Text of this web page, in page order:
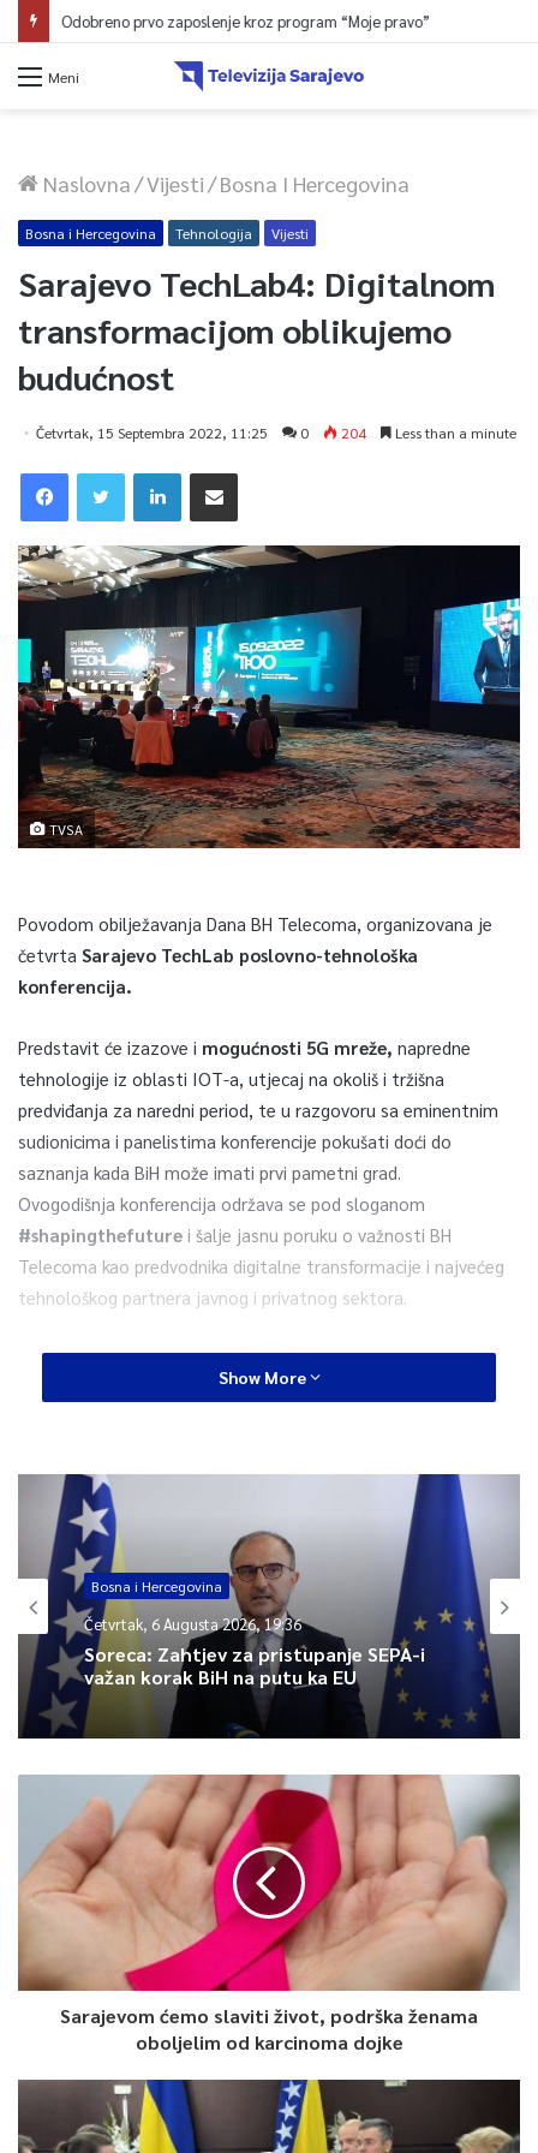
Odobreno prvo zaposlenje kroz program “Moje pravo”
Meni
Naslovna/Vijesti/Bosna I Hercegovina
Bosna i Hercegovina Tehnologija Vijesti
Sarajevo TechLab4: Digitalnom
transformacijom oblikujemo
budućnost
Četvrtak, 15 Septembra 2022, 11:25 0 204 Less than a minute
TVSA
Povodom obilježavanja Dana BH Telecoma, organizovana je
četvrta Sarajevo TechLab poslovno-tehnološka
konferencija.
Predstavit će izazove i mogućnosti 5G mreže, napredne
tehnologije iz oblasti IOT-a, utjecaj na okoliš i tržišna
predviđanja za naredni period, te u razgovoru sa eminentnim
sudionicima i panelistima konferencije pokušati doći do
saznanja kada BiH može imati prvi pametni grad.
Ovogodišnja konferencija održava se pod sloganom
#shapingthefuture i šalje jasnu poruku o važnosti BH
Telecoma kao predvodnika digitalne transformacije i najvećeg
tehnološkog partnera javnog i privatnog sektora.
0
Show More
Bosna i Hercegovina
Četvrtak, 6 Augusta 2026, 19:36
važan korak BiH na putu ka EU
Sarajevo
Četvrtak, 6 Augusta 2026, 17:34
Odobreno prvo zaposlenje kroz
Sarajevom ćemo slaviti život, podrška ženama
oboljelim od karcinoma dojke